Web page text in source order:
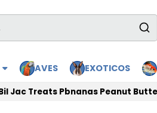
AVES EXOTICOS
Jac Treats Pbnanas Peanut